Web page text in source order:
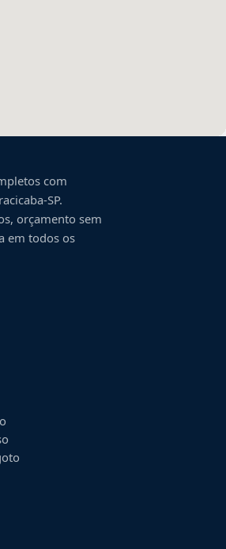
com
-SP.
orçamento sem
em todos os